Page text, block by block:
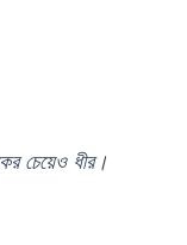
চেয়েও ধীর।